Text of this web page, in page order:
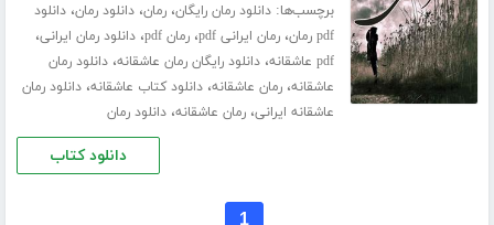
برچسب‌ها:دانلود رمان رایگان،رمان،دانلود رمان،دانلود
pdf رمان
،رمان ایرانی pdf ،رمان pdf ،دانلود رمان ایرانی،
pdf عاشقانه ،دانلود رایگان رمان عاشقانه،دانلود رمان
عاشقانه،رمان عاشقانه،دانلود کتاب عاشقانه،دانلود رمان
عاشقانه ایرانی،رمان عاشقانه،دانلود رمان
دانلود کتاب
1